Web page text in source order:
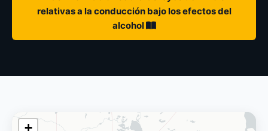
relativas a la conducción bajo los efectos del
alcohol
+